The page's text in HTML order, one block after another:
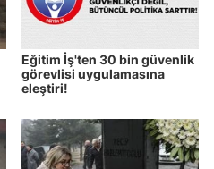
Eğitim İş'ten 30 bin güvenlik
görevlisi uygulamasına
eleştiri!